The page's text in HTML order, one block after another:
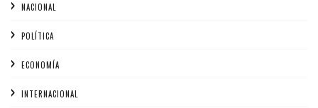
NACIONAL
POLÍTICA
ECONOMÍA
INTERNACIONAL